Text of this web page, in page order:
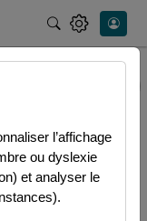
Rechercher
l’affichage
ou dyslexie
et analyser le